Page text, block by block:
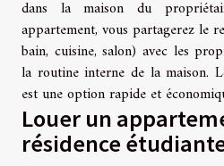
dans la maison du
appartement, vous partagerez le
bain, cuisine, salon) avec les
la routine interne de la maison.
est une option rapide et
Louer un
résidence